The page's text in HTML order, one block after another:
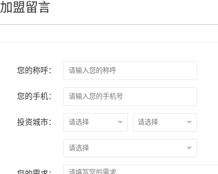
加盟留言
您的称呼：
您的手机：
投资城市：